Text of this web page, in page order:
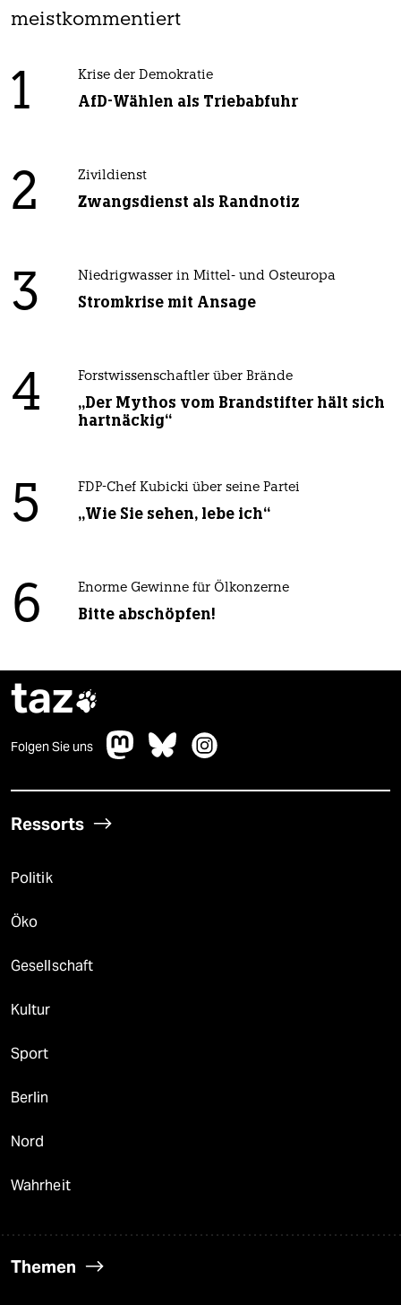
meistkommentiert
1 Krise der Demokratie
AfD-Wählen als Triebabfuhr
2 Zivildienst
Zwangsdienst als Randnotiz
3 Niedrigwasser in Mittel- und Osteuropa
Stromkrise mit Ansage
4 Forstwissenschaftler über Brände
„Der Mythos vom Brandstifter hält sich
hartnäckig“
5 FDP-Chef Kubicki über seine Partei
„Wie Sie sehen, lebe ich“
6 Enorme Gewinne für Ölkonzerne
Bitte abschöpfen!
taz
Folgen Sie uns
Ressorts
Politik
Öko
Gesellschaft
Kultur
Sport
Berlin
Nord
Wahrheit
Themen